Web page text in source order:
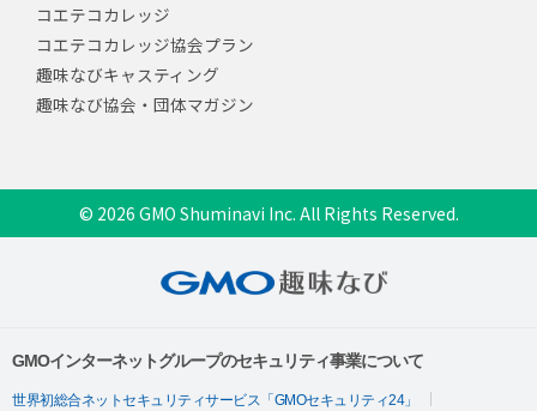
コエテコカレッジ
コエテコカレッジ協会プラン
趣味なびキャスティング
趣味なび協会・団体マガジン
© 2026 GMO Shuminavi Inc. All Rights Reserved.